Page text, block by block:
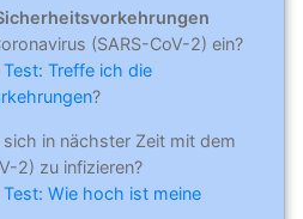
(SARS-CoV-2) ein?
Test: Treffe ich die
?
sich in nächster Zeit mit dem
2) zu infizieren?
Test: Wie hoch ist meine